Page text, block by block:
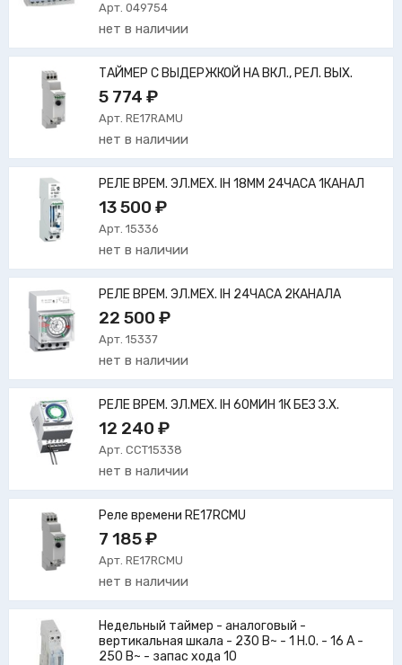
Арт. 049754
нет в наличии
ТАЙМЕР С ВЫДЕРЖКОЙ НА ВКЛ., РЕЛ. ВЫХ.
5 774 ₽
Арт. RE17RAMU
нет в наличии
РЕЛЕ ВРЕМ. ЭЛ.МЕХ. IH 18MM 24ЧАСА 1КАНАЛ
13 500 ₽
Арт. 15336
нет в наличии
РЕЛЕ ВРЕМ. ЭЛ.МЕХ. IH 24ЧАСА 2КАНАЛА
22 500 ₽
Арт. 15337
нет в наличии
РЕЛЕ ВРЕМ. ЭЛ.МЕХ. IH 60МИН 1К БЕЗ З.Х.
12 240 ₽
Арт. CCT15338
нет в наличии
Реле времени RE17RCMU
7 185 ₽
Арт. RE17RCMU
нет в наличии
Недельный таймер - аналоговый -
вертикальная шкала - 230 В~ - 1 Н.О. - 16 А -
250 В~ - запас хода 10